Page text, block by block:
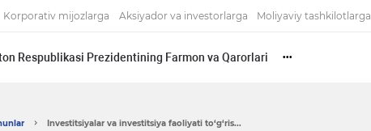
Korporativ mijozlarga Aksiyador va investorlarga Moliyaviy tashkilotlarga
Respublikasi Prezidentining Farmon va Qarorlari •••
Investitsiyalar va investitsiya faoliyati to‘g‘ris...